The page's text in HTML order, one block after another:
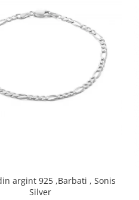
argint 925 ,Barbati , Sonis
Silver